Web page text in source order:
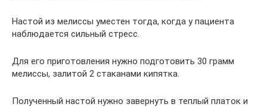
Настой из мелиссы уместен тогда, когда у пациента
наблюдается сильный стресс.
Для его приготовления нужно подготовить 30 грамм
мелиссы, залитой 2 стаканами кипятка.
Полученный настой нужно завернуть в теплый платок и